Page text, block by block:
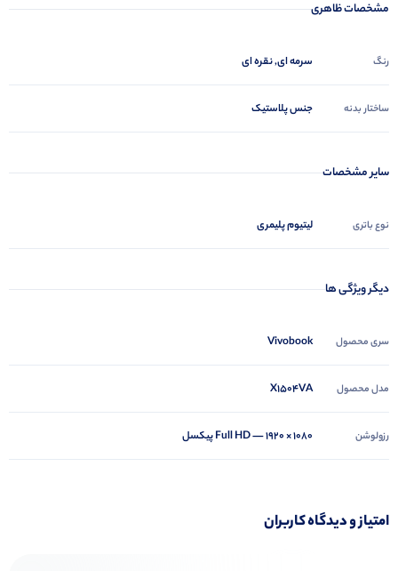
مشخصات ظاهری
رنگ سرمه ای, نقره ای
ساختار بدنه جنس پلاستیک
سایر مشخصات
نوع باتری لیتیوم پلیمری
دیگر ویژگی ها
سری محصول Vivobook
مدل محصول X1504VA
رزولوشن Full HD — 1920 × 1080 پیکسل
امتیاز و دیدگاه کاربران